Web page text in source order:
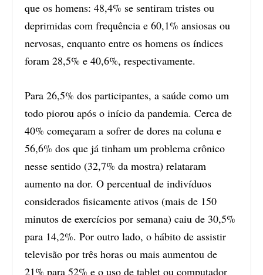
que os homens: 48,4% se sentiram tristes ou
deprimidas com frequência e 60,1% ansiosas ou
nervosas, enquanto entre os homens os índices
foram 28,5% e 40,6%, respectivamente.
Para 26,5% dos participantes, a saúde como um
todo piorou após o início da pandemia. Cerca de
40% começaram a sofrer de dores na coluna e
56,6% dos que já tinham um problema crônico
nesse sentido (32,7% da mostra) relataram
aumento na dor. O percentual de indivíduos
considerados fisicamente ativos (mais de 150
minutos de exercícios por semana) caiu de 30,5%
para 14,2%. Por outro lado, o hábito de assistir
televisão por três horas ou mais aumentou de
21% para 52% e o uso de tablet ou computador